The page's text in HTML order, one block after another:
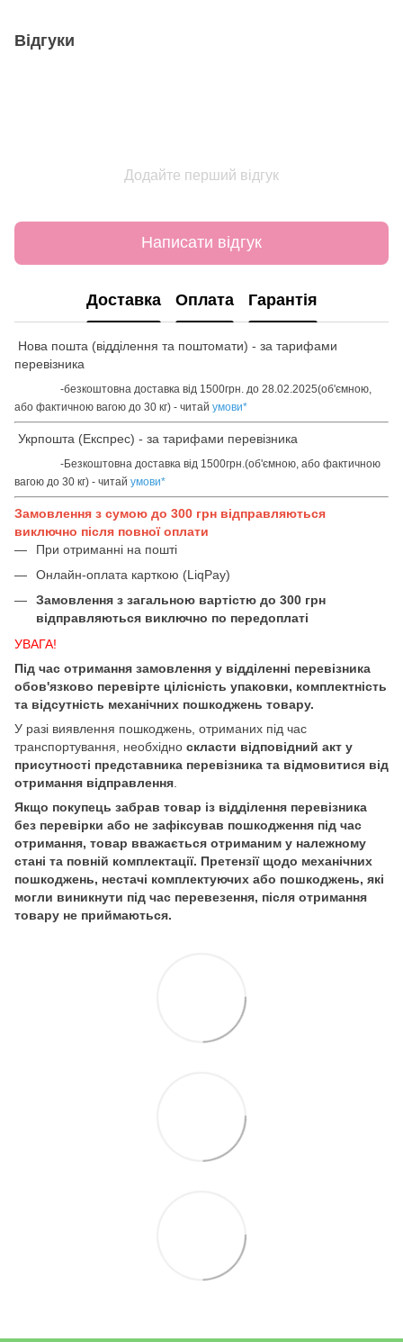
Відгуки
Додайте перший відгук
Написати відгук
Доставка Оплата Гарантія
Нова пошта (відділення та поштомати) - за тарифами
перевізника
-безкоштовна доставка від 1500грн. до 28.02.2025(об'ємною,
або фактичною вагою до 30 кг) - читай умови*
Укрпошта (Експрес) - за тарифами перевізника
-Безкоштовна доставка від 1500грн.(об'ємною, або фактичною
вагою до 30 кг) - читай умови*
Замовлення з сумою до 300 грн відправляються
виключно після повної оплати
При отриманні на пошті
Онлайн-оплата карткою (LiqPay)
Замовлення з загальною вартістю до 300 грн
відправляються виключно по передоплаті
УВАГА!
Під час отримання замовлення у відділенні перевізника
обов'язково перевірте цілісність упаковки, комплектність
та відсутність механічних пошкоджень товару.
У разі виявлення пошкоджень, отриманих під час
транспортування, необхідно скласти відповідний акт у
присутності представника перевізника та відмовитися від
отримання відправлення
Якщо покупець забрав товар із відділення перевізника
без перевірки або не зафіксував пошкодження під час
отримання, товар вважається отриманим у належному
стані та повній комплектації. Претензії щодо механічних
пошкоджень, нестачі комплектуючих або пошкоджень, які
могли виникнути під час перевезення, після отримання
товару не приймаються.